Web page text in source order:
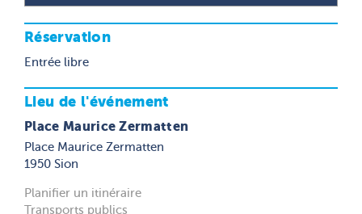
Réservation
Entrée libre
Lieu de l'événement
Place Maurice Zermatten
Place Maurice Zermatten
1950 Sion
Planifier un itinéraire
Transports publics